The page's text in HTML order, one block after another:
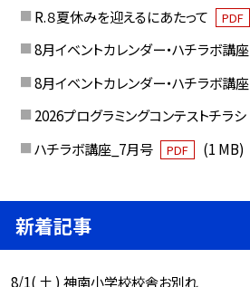
R.８夏休みを迎えるにあたって PDF
8月イベントカレンダー・ハチラボ講座
8月イベントカレンダー・ハチラボ講座
2026プログラミングコンテストチラシ
ハチラボ講座_7月号
PDF (1 MB)
新着記事
8/1( 土 ) 神南小学校校舎お別れ